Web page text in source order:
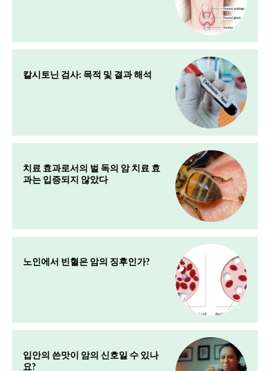
칼시토닌 검사: 목적 및 결과 해석
치료 효과로서의 벌 독의 암 치료 효
과는 입증되지 않았다
노인에서 빈혈은 암의 징후인가?
입안의 쓴맛이 암의 신호일 수 있나
요?